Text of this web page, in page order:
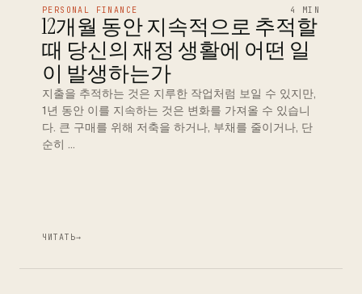
PERSONAL FINANCE 4 MIN
12개월 동안 지속적으로 추적할
때 당신의 재정 생활에 어떤 일
이 발생하는가
지출을 추적하는 것은 지루한 작업처럼 보일 수 있지만,
1년 동안 이를 지속하는 것은 변화를 가져올 수 있습니
다. 큰 구매를 위해 저축을 하거나, 부채를 줄이거나, 단
순히 …
ЧИТАТЬ→